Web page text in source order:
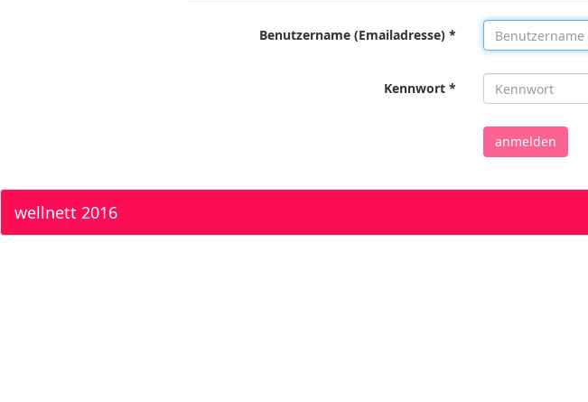
Benutzername (Emailadresse) *
Kennwort *
anmelden
wellnett 2016